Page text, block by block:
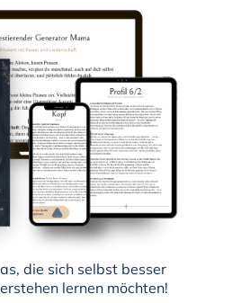
die sich selbst besser
lernen möchten!